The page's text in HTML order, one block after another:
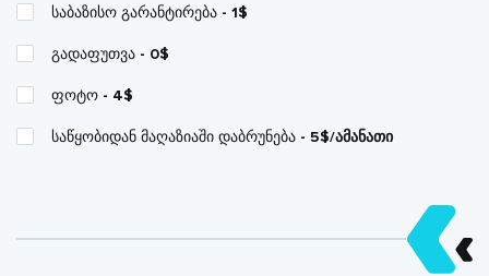
საბაზისო გარანტირება - 1$
გადაფუთვა - 0$
ფოტო - 4$
საწყობიდან მაღაზიაში დაბრუნება - 5$/ამანათი